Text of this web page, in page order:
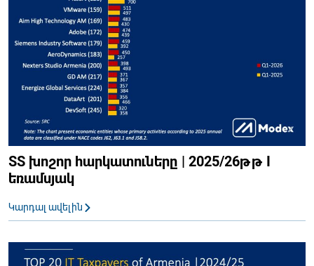
ՏՏ խոշոր հարկատուները | 2025/26թթ I
եռամսյակ
Կարդալ ավելին